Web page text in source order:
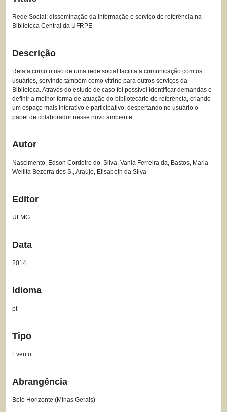
Rede Social: disseminação da informação e serviço de referência na
Biblioteca Central da UFRPE
Descrição
Relata como o uso de uma rede social facilita a comunicação com os
usuários, servindo também como vitrine para outros serviços da
Biblioteca. Através do estudo de caso foi possível identificar demandas e
definir a melhor forma de atuação do bibliotecário de referência, criando
um espaço mais interativo e participativo, despertando no usuário o
papel de colaborador nesse novo ambiente.
Autor
Nascimento, Edson Cordeiro do, Silva, Vania Ferreira da, Bastos, Maria
Wellita Bezerra dos S., Araújo, Elisabeth da Silva
Editor
UFMG
Data
2014
Idioma
pt
Tipo
Evento
Abrangência
Belo Horizonte (Minas Gerais)